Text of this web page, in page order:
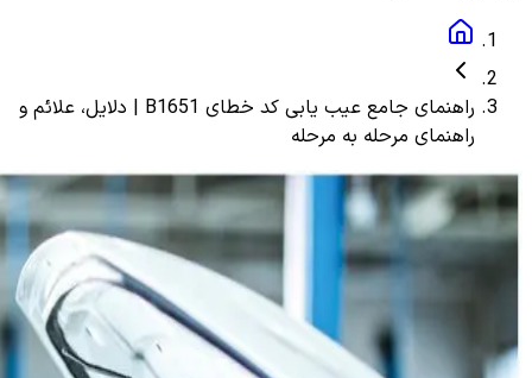
راهنمای جامع عیب یابی کد خطای B1651 | دلایل، علائم و
راهنمای مرحله به مرحله